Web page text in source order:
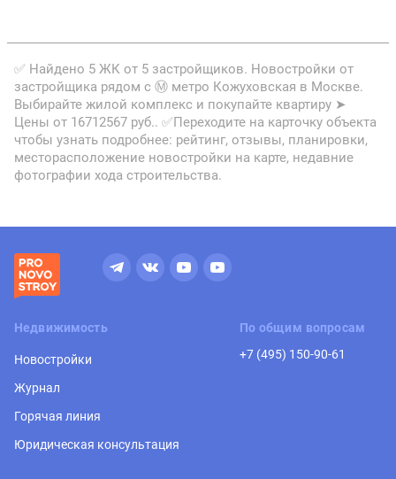
✅ Найдено 5 ЖК от 5 застройщиков. Новостройки от
застройщика рядом с Ⓜ метро Кожуховская в Москве.
Выбирайте жилой комплекс и покупайте квартиру ➤
Цены от 16712567 руб.. ✅Переходите на карточку объекта
чтобы узнать подробнее: рейтинг, отзывы, планировки,
месторасположение новостройки на карте, недавние
фотографии хода строительства.
Недвижимость
Новостройки
Журнал
Горячая линия
Юридическая консультация
По общим вопросам
+7 (495) 150-90-61